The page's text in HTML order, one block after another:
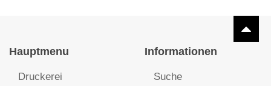
Hauptmenu
Druckerei
Informationen
Suche